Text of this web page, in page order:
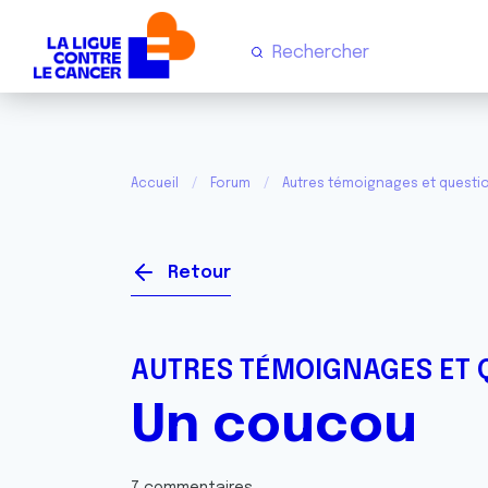
Accueil Forum Autres témoignages et
Retour
AUTRES TÉMOIGNAGES ET
Un coucou